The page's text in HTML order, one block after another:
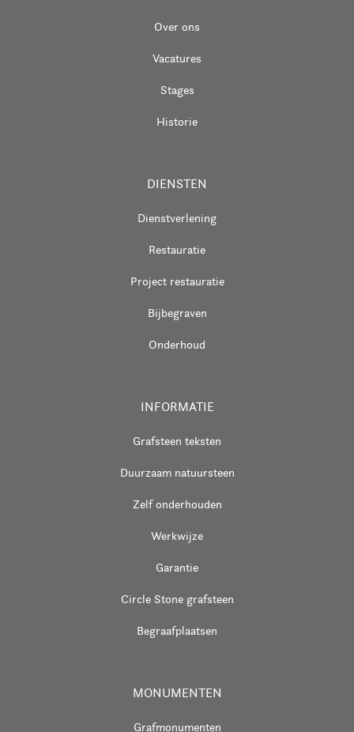
Over ons
Vacatures
Stages
Historie
DIENSTEN
Dienstverlening
Restauratie
Project restauratie
Bijbegraven
Onderhoud
INFORMATIE
Grafsteen teksten
Duurzaam natuursteen
Zelf onderhouden
Werkwijze
Garantie
Circle Stone grafsteen
Begraafplaatsen
MONUMENTEN
Grafmonumenten